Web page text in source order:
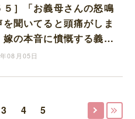
５］「お義母さんの怒鳴
を聞いてると頭痛がしま
嫁の本音に憤慨する義
セ強義母に抗う嫁達｜
08月05日
3 4 5